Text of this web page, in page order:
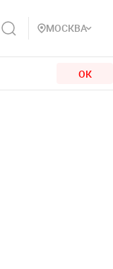
МОСКВА
ОК